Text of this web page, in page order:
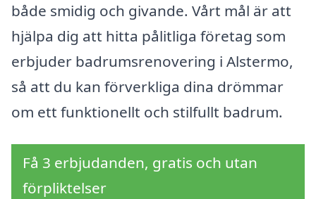
både smidig och givande. Vårt mål är att
hjälpa dig att hitta pålitliga företag som
erbjuder badrumsrenovering i Alstermo,
så att du kan förverkliga dina drömmar
om ett funktionellt och stilfullt badrum.
Få 3 erbjudanden, gratis och utan
förpliktelser